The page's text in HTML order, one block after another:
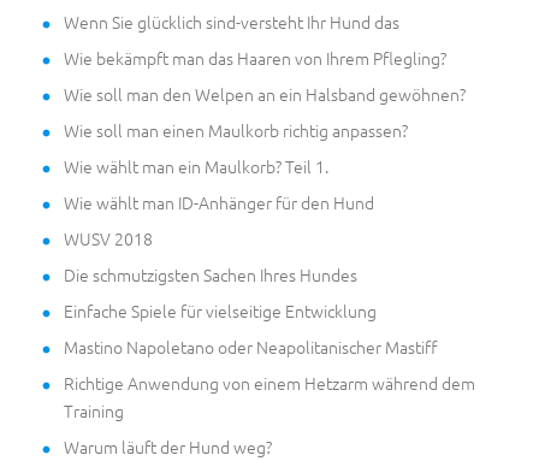
Wenn Sie glücklich sind-versteht Ihr Hund das
Wie bekämpft man das Haaren von Ihrem Pflegling?
Wie soll man den Welpen an ein Halsband gewöhnen?
Wie soll man einen Maulkorb richtig anpassen?
Wie wählt man ein Maulkorb? Teil 1.
Wie wählt man ID-Anhänger für den Hund
WUSV 2018
Die schmutzigsten Sachen Ihres Hundes
Einfache Spiele für vielseitige Entwicklung
Mastino Napoletano oder Neapolitanischer Mastiff
Richtige Anwendung von einem Hetzarm während dem
Training
Warum läuft der Hund weg?